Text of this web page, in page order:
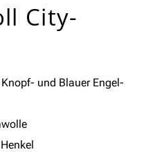
City-
und Blauer Engel-